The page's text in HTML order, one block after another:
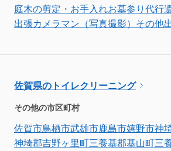
庭木の剪定・お手入れお墓参り代行
出張カメラマン（写真撮影） その他
佐賀県のトイレクリーニング
その他の市区町村
佐賀市鳥栖市武雄市鹿島市嬉野市神
神埼郡吉野ヶ里町三養基郡基山町三